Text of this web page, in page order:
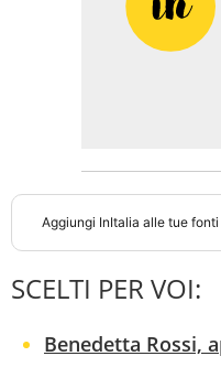
Aggiungi InItalia alle tue
SCELTI PER VOI:
Benedetta Rossi,